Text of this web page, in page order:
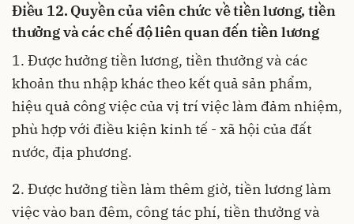
Điều 12. Quyền của viên chức về tiền lương, tiền
thưởng và các chế độ liên quan đến tiền lương
1. Được hưởng tiền lương, tiền thưởng và các
khoản thu nhập khác theo kết quả sản phẩm,
hiệu quả công việc của vị trí việc làm đảm nhiệm,
phù hợp với điều kiện kinh tế - xã hội của đất
nước, địa phương.
2. Được hưởng tiền làm thêm giờ, tiền lương làm
việc vào ban đêm, công tác phí, tiền thưởng và